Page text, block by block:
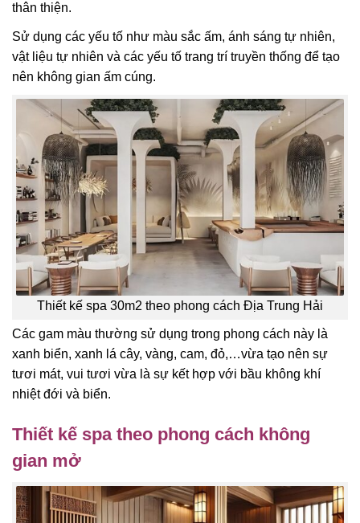
thân thiện.
Sử dụng các yếu tố như màu sắc ấm, ánh sáng tự nhiên,
vật liệu tự nhiên và các yếu tố trang trí truyền thống để tạo
nên không gian ấm cúng.
Thiết kế spa 30m2 theo phong cách Địa Trung Hải
Các gam màu thường sử dụng trong phong cách này là
xanh biển, xanh lá cây, vàng, cam, đỏ,…vừa tạo nên sự
tươi mát, vui tươi vừa là sự kết hợp với bầu không khí
nhiệt đới và biển.
Thiết kế spa theo phong cách không
gian mở